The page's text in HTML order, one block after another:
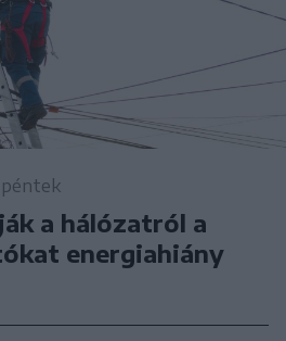
péntek
a hálózatról a
energiahiány